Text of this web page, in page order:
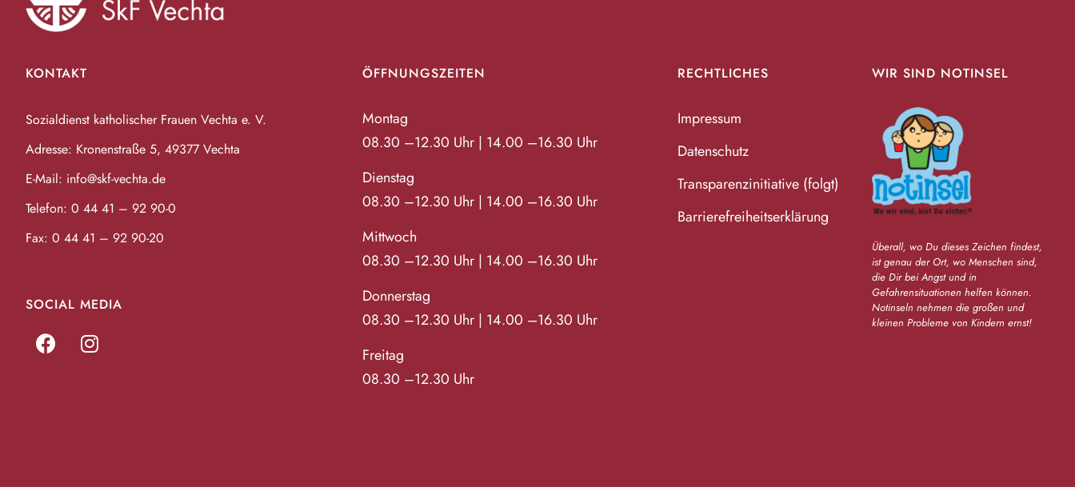
KONTAKT
Sozialdienst katholischer Frauen Vechta e. V.
Adresse: Kronenstraße 5, 49377 Vechta
E-Mail: info@skf-vechta.de
Telefon: 0 44 41 – 92 90-0
Fax: 0 44 41 – 92 90-20
SOCIAL MEDIA
ÖFFNUNGSZEITEN
Montag
08.30 –12.30 Uhr | 14.00 –16.30 Uhr
Dienstag
08.30 –12.30 Uhr | 14.00 –16.30 Uhr
Mittwoch
08.30 –12.30 Uhr | 14.00 –16.30 Uhr
Donnerstag
08.30 –12.30 Uhr | 14.00 –16.30 Uhr
Freitag
08.30 –12.30 Uhr
RECHTLICHES
Impressum
Datenschutz
Transparenzinitiative (folgt)
Barrierefreiheitserklärung
WIR SIND NOTINSEL
Überall, wo Du dieses Zeichen findest,
ist genau der Ort, wo Menschen sind,
die Dir bei Angst und in
Gefahrensituationen helfen können.
Notinseln nehmen die großen und
kleinen Probleme von Kindern ernst!